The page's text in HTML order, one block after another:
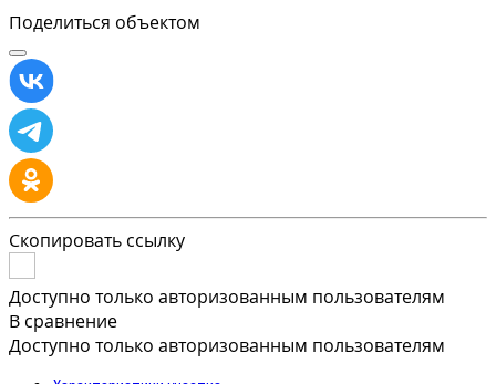
Поделиться объектом
Скопировать ссылку
Доступно только авторизованным пользователям
В сравнение
Доступно только авторизованным пользователям